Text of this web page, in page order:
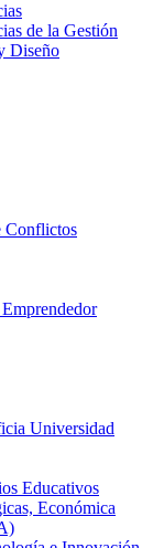
de la Gestión
Diseño
Conflictos
Universidad
Educativos
Económica